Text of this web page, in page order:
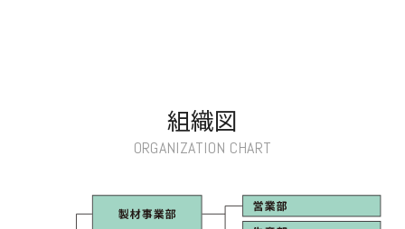
組織図
ORGANIZATION CHART